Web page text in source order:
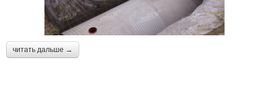
читать дальше →